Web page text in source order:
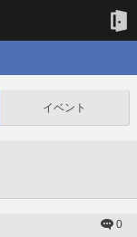
イベント
0